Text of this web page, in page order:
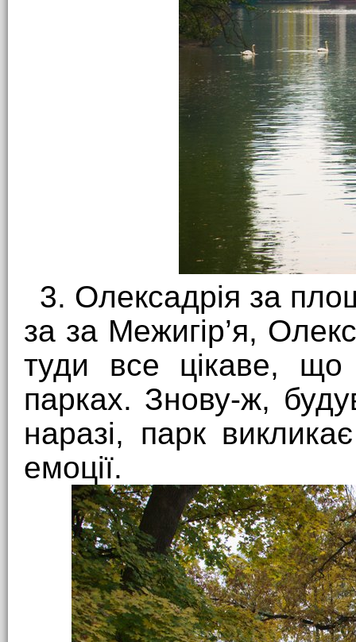
3. Олексадрія за
за за Межигір’я,
туди все цікаве, що
парках. Знову-ж,
наразі, парк
емоції.